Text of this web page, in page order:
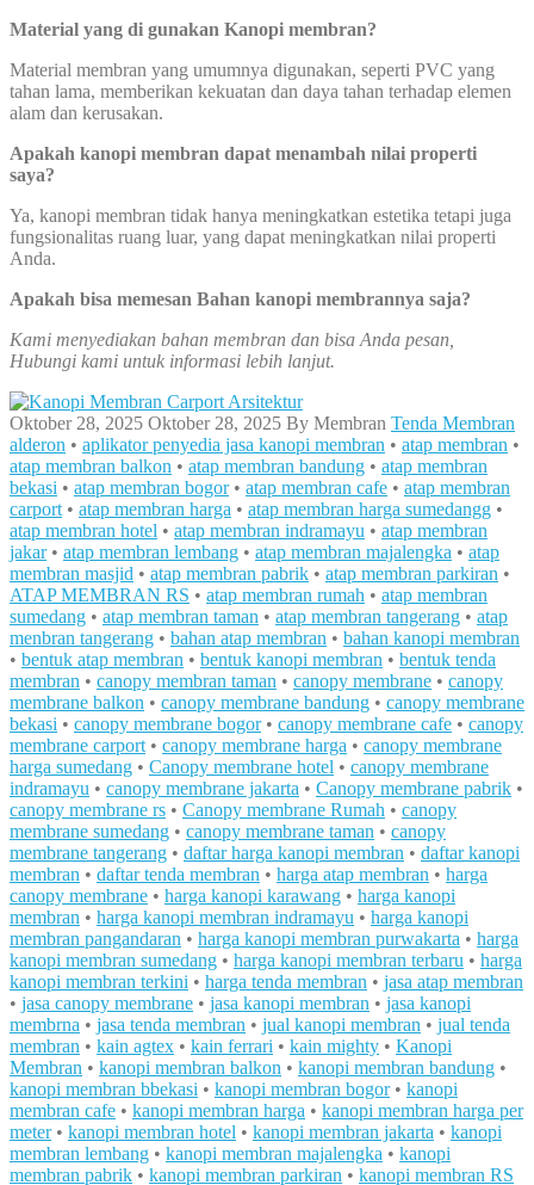
Material yang di gunakan Kanopi membran?
Material membran yang umumnya digunakan, seperti PVC yang
tahan lama, memberikan kekuatan dan daya tahan terhadap elemen
alam dan kerusakan.
Apakah kanopi membran dapat menambah nilai properti
saya?
Ya, kanopi membran tidak hanya meningkatkan estetika tetapi juga
fungsionalitas ruang luar, yang dapat meningkatkan nilai properti
Anda.
Apakah bisa memesan Bahan kanopi membrannya saja?
Kami menyediakan bahan membran dan bisa Anda pesan,
Hubungi kami untuk informasi lebih lanjut.
Oktober 28, 2025 Oktober 28, 2025 By Membran Tenda Membran
alderon • aplikator penyedia jasa kanopi membran • atap membran •
atap membran balkon • atap membran bandung • atap membran
bekasi • atap membran bogor• atap membran cafe • atap membran
carport • atap membran harga • atap membran harga sumedangg •
atap membran hotel • atap membran indramayu • atap membran
jakar• atap membran lembang • atap membran majalengka • atap
membran masjid • atap membran pabrik • atap membran parkiran •
ATAP MEMBRAN RS • atap membran rumah • atap membran
sumedang • atap membran taman • atap membran tangerang • atap
menbran tangerang • bahan atap membran • bahan kanopi membran
• bentuk atap membran • bentuk kanopi membran • bentuk tenda
membran • canopy membran taman • canopy membrane • canopy
membrane balkon • canopy membrane bandung • canopy membrane
bekasi • canopy membrane bogor• canopy membrane cafe • canopy
membrane carport • canopy membrane harga • canopy membrane
harga sumedang • Canopy membrane hotel • canopy membrane
indramayu • canopy membrane jakarta • Canopy membrane pabrik •
canopy membrane rs • Canopy membrane Rumah • canopy
membrane sumedang • canopy membrane taman • canopy
membrane tangerang • daftar harga kanopi membran • daftar kanopi
membran • daftar tenda membran • harga atap membran • harga
canopy membrane • harga kanopi karawang • harga kanopi
membran • harga kanopi membran indramayu • harga kanopi
membran pangandaran • harga kanopi membran purwakarta • harga
kanopi membran sumedang • harga kanopi membran terbaru • harga
kanopi membran terkini • harga tenda membran • jasa atap membran
• jasa canopy membrane • jasa kanopi membran • jasa kanopi
membrna • jasa tenda membran • jual kanopi membran • jual tenda
membran • kain agtex • kain ferrari • kain mighty • Kanopi
Membran • kanopi membran balkon • kanopi membran bandung •
kanopi membran bbekasi • kanopi membran bogor• kanopi
membran cafe • kanopi membran harga • kanopi membran harga per
meter• kanopi membran hotel • kanopi membran jakarta • kanopi
membran lembang • kanopi membran majalengka • kanopi
membran pabrik • kanopi membran parkiran • kanopi membran RS